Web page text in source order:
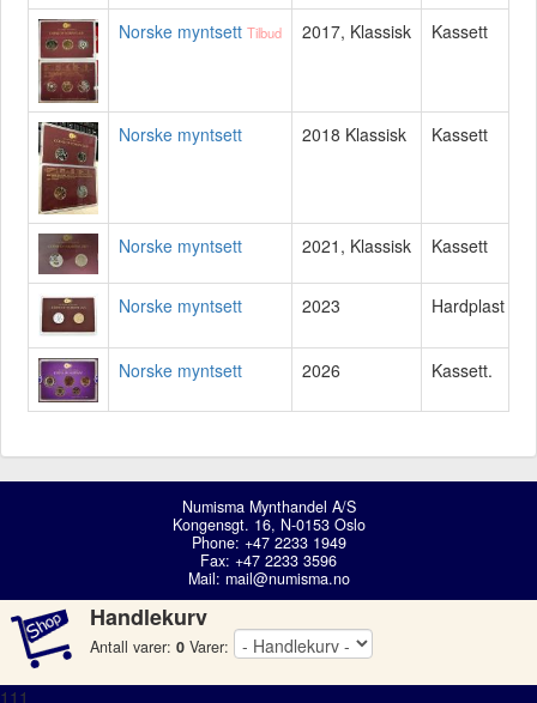
Norske myntsett Tilbud 2017, Klassisk Kassett
Norske myntsett 2018 Klassisk Kassett
Norske myntsett 2021, Klassisk Kassett
Norske myntsett 2023 Hardplast
Norske myntsett 2026 Kassett.
Numisma Mynthandel A/S
Kongensgt. 16, N-0153 Oslo
Phone: +47 2233 1949
Fax: +47 2233 3596
Mail: mail@numisma.no
Handlekurv
Antall varer: 0 Varer:
111